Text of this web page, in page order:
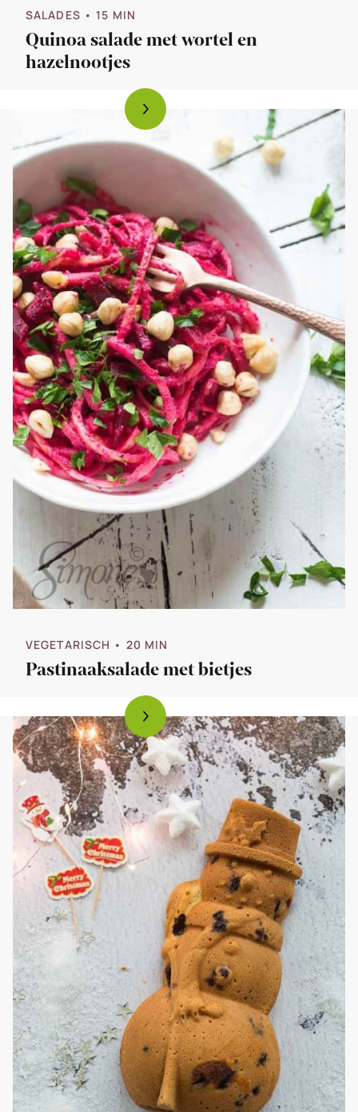
SALADES • 15 MIN
Quinoa salade met wortel en
hazelnootjes
VEGETARISCH • 20 MIN
Pastinaaksalade met bietjes